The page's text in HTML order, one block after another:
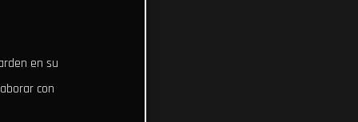
en su
con